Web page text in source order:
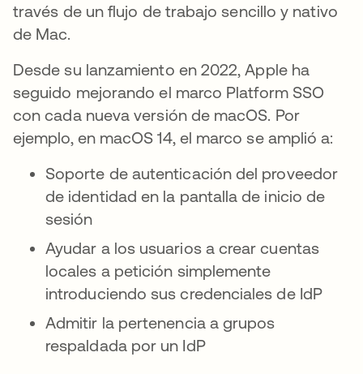
través de un flujo de trabajo sencillo y nativo
de Mac.
Desde su lanzamiento en 2022, Apple ha
seguido mejorando el marco Platform SSO
con cada nueva versión de macOS. Por
ejemplo, en macOS 14, el marco se amplió a:
Soporte de autenticación del proveedor
de identidad en la pantalla de inicio de
sesión
Ayudar a los usuarios a crear cuentas
locales a petición simplemente
introduciendo sus credenciales de IdP
Admitir la pertenencia a grupos
respaldada por un IdP